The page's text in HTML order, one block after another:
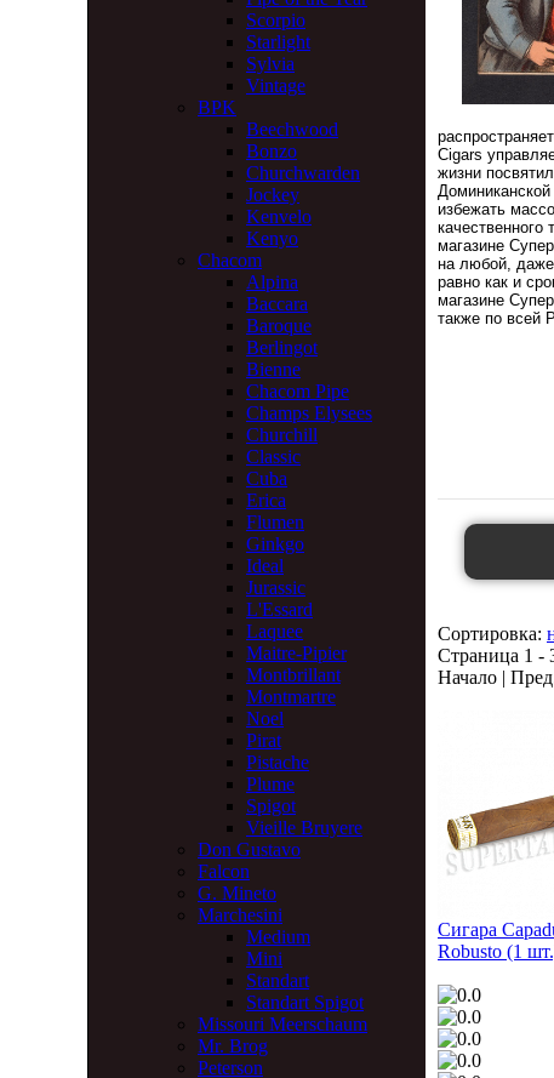
Scorpio
Starlight
Sylvia
Vintage
BPK
Beechwood
Bonzo
Churchwarden
Jockey
Kenvelo
Kenyo
Chacom
Alpina
Baccara
Baroque
Berlingot
Bienne
Chacom Pipe
Champs Elysees
Churchill
Classic
Cuba
Erica
Flumen
Ginkgo
Ideal
Jurassic
L'Essard
Laquee
Maitre-Pipier
Montbrillant
Montmartre
Noel
Pirat
Pistache
Plume
Spigot
Vieille Bruyere
Don Gustavo
Falcon
G. Mineto
Marchesini
Medium
Mini
Standart
Standart Spigot
Missouri Meerschaum
Mr. Brog
Peterson
Cigars
жизни
избежать
качественного
магазине
на любой,
равно как и
магазине
также по всей
Сортировка:
Страница 1 -
Начало |
Сигара
Robusto (1